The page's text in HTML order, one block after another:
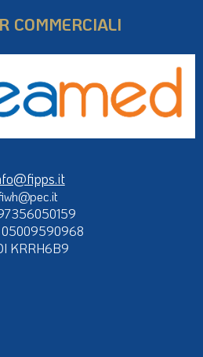
COMMERCIALI
05009590968
KRRH6B9